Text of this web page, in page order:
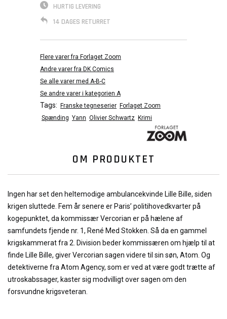
HURTIG LEVERING
14 DAGES RETURRET
Flere varer fra Forlaget Zoom
Andre varer fra DK Comics
Se alle varer med A-B-C
Se andre varer i kategorien A
Tags: Franske tegneserier Forlaget Zoom
Spænding Yann Olivier Schwartz Krimi
OM PRODUKTET
Ingen har set den heltemodige ambulancekvinde Lille Bille, siden
krigen sluttede. Fem år senere er Paris’ politihovedkvarter på
kogepunktet, da kommissær Vercorian er på hælene af
samfundets fjende nr. 1, René Med Stokken. Så da en gammel
krigskammerat fra 2. Division beder kommissæren om hjælp til at
finde Lille Bille, giver Vercorian sagen videre til sin søn, Atom. Og
detektiverne fra Atom Agency, som er ved at være godt trætte af
utroskabssager, kaster sig modvilligt over sagen om den
forsvundne krigsveteran.